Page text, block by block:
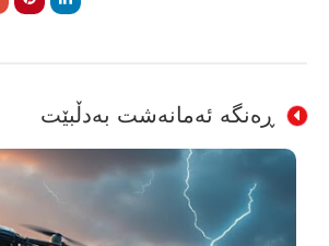
ڕەنگە ئەمانەشت بەدڵبێت